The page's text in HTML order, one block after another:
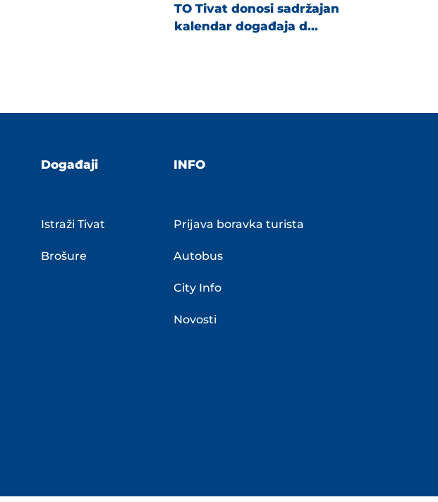
TO Tivat donosi sadržajan
kalendar događaja d...
Događaji
Istraži Tivat
Brošure
INFO
Prijava boravka turista
Autobus
City Info
Novosti